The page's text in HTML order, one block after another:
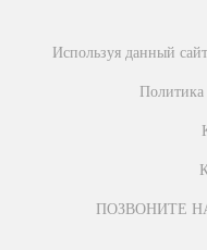
Используя данный
ПОЗВОНИТЕ